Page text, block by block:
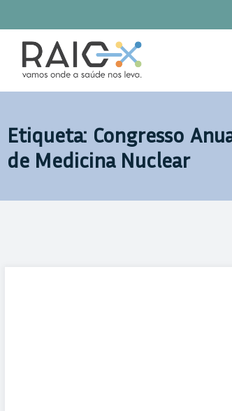
conteúdo
Etiqueta: Congresso
de Medicina Nuclear
Grupo Lenitudes marcou presença no